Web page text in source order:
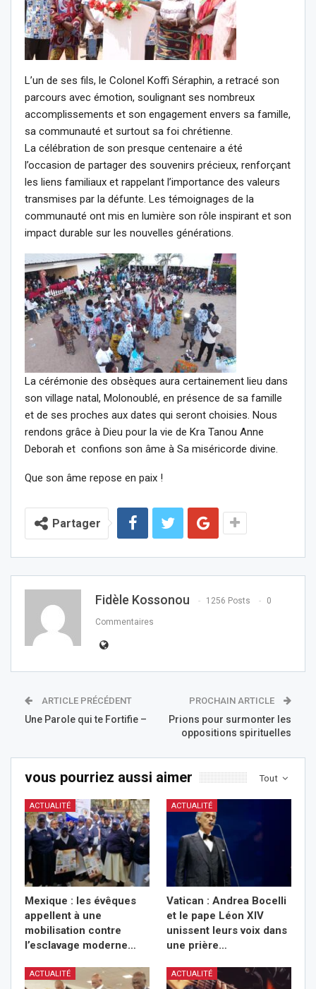
L’un de ses fils, le Colonel Koffi Séraphin, a retracé son
parcours avec émotion, soulignant ses nombreux
accomplissements et son engagement envers sa famille,
sa communauté et surtout sa foi chrétienne.
La célébration de son presque centenaire a été
l’occasion de partager des souvenirs précieux, renforçant
les liens familiaux et rappelant l’importance des valeurs
transmises par la défunte. Les témoignages de la
communauté ont mis en lumière son rôle inspirant et son
impact durable sur les nouvelles générations.
La cérémonie des obsèques aura certainement lieu dans
son village natal, Molonoublé, en présence de sa famille
et de ses proches aux dates qui seront choisies. Nous
rendons grâce à Dieu pour la vie de Kra Tanou Anne
Deborah et confions son âme à Sa miséricorde divine.
Que son âme repose en paix !
Partager
Fidèle Kossonou 1256 Posts 0
Commentaires
ARTICLE PRÉCÉDENT
Une Parole qui te Fortifie –
PROCHAIN ARTICLE
Prions pour surmonter les
oppositions spirituelles
Tout
vous pourriez aussi aimer
ACTUALITÉ
Mexique : les évêques
appellent à une
mobilisation contre
l’esclavage moderne…
ACTUALITÉ
Vatican : Andrea Bocelli
et le pape Léon XIV
unissent leurs voix dans
une prière…
ACTUALITÉ ACTUALITÉ